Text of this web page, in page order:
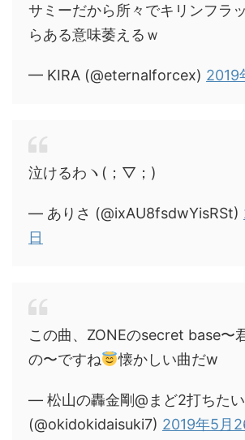
サミーだから所々でキリンフラ
らある意味萎えるｗ
— KIRA (@eternalforcex) 2019
泣けるわヽ(；▽；)
— ありさ (@ixAU8fsdwYisRSt)
日
この曲、ZONEのsecret base〜
の〜ですね
懐かしい曲だw
— 松山の轟金剛@まど2打ちた
(@okidokidaisuki7) 2019年5月